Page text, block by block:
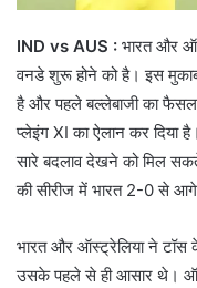
IND vs AUS : भारत और
वनडे शुरू होने को है। इस
है और पहले बल्लेबाजी का
प्लेइंग XI का ऐलान कर दिया
सारे बदलाव देखने को मिल
की सीरीज में भारत 2-0 से
भारत और ऑस्ट्रेलिया ने टॉस
उसके पहले से ही आसार थे।